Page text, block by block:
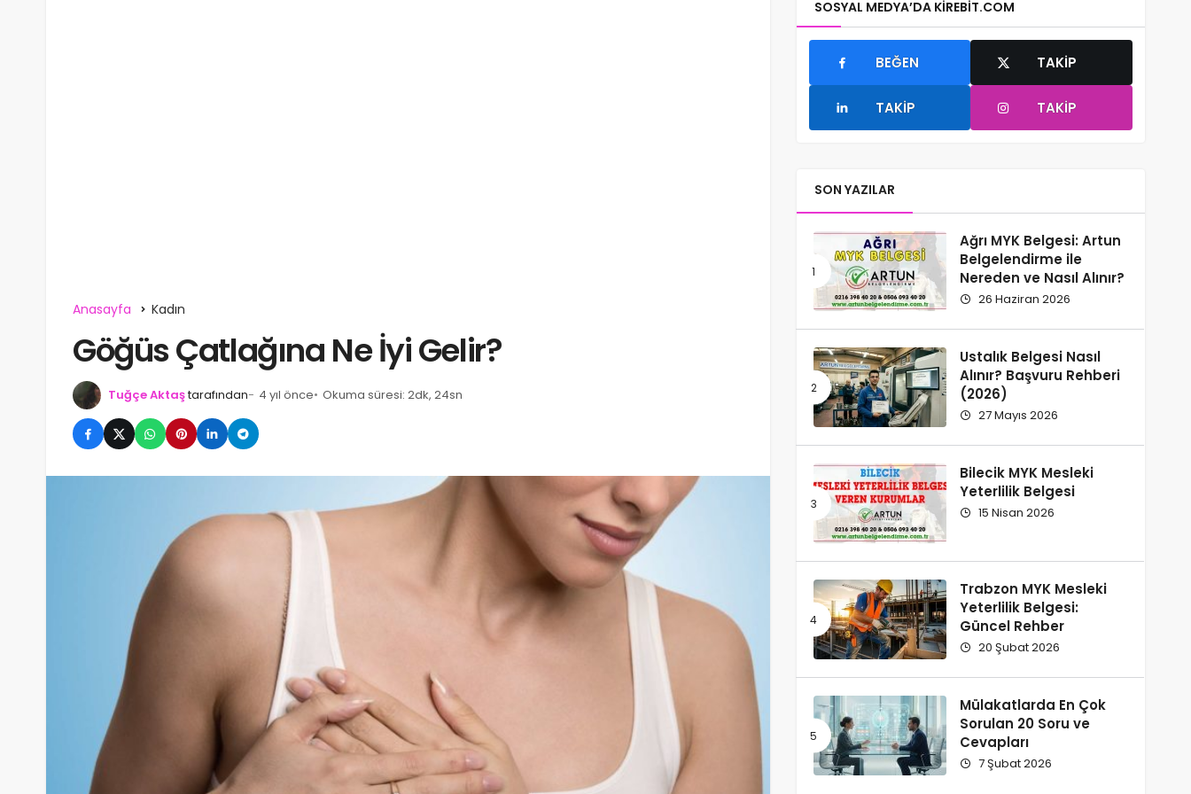
Anasayfa Kadın
Göğüs Çatlağına Ne İyi Gelir?
Tuğçe Aktaştarafından 4 yıl önce Okuma süresi: 2dk, 24sn
SOSYAL MEDYA’DA KIREBIT.COM
BEĞEN TAKIP
TAKIP TAKIP
SON YAZILAR
Ağrı MYK Belgesi: Artun
Belgelendirme ile
Nereden ve Nasıl Alınır?
26 Haziran 2026
Ustalık Belgesi Nasıl
Alınır? Başvuru Rehberi
(2026)
27 Mayıs 2026
Bilecik MYK Mesleki
Yeterlilik Belgesi
15 Nisan 2026
Trabzon MYK Mesleki
Yeterlilik Belgesi:
Güncel Rehber
20 Şubat 2026
Mülakatlarda En Çok
Sorulan 20 Soru ve
Cevapları
7 Şubat 2026